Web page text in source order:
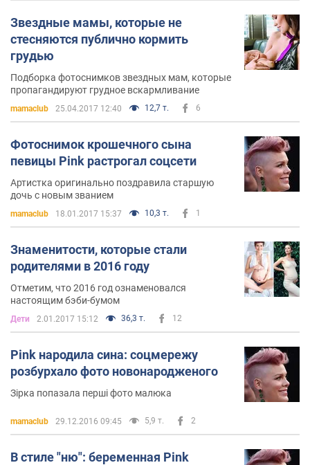
сказала, что расставание научило её не пытаться
изменить его и научило её тому, что она также должна
работать над собой, чтобы спасти брак.
Осенью 2010 года в прессу просочились слухи о том,
что Pink беременна. Стали появляться её фото с
округлившимся животиком, снятые папарацци. В
ноябре 2010 года певица официально подтвердила
слухи о своей беременности, сообщив также, что она
очень этому рада.
2 июня 2011 года в одной из клиник Лос-Анджелеса
Pink родила дочь, которую назвали Уиллоу Сейдж
Харт.
Звездные мамы, которые не
стесняются публично кормить
грудью
Подборка фотоснимков звездных мам, которые
пропагандируют грудное вскармливание
mamaclub 25.04.2017 12:40 12,7 т. 6
Фотоснимок крошечного сына
певицы Pink растрогал соцсети
Артистка оригинально поздравила старшую
дочь с новым званием
mamaclub 18.01.2017 15:37 10,3 т. 1
Знаменитости, которые стали
родителями в 2016 году
Отметим, что 2016 год ознаменовался
настоящим бэби-бумом
Дети 2.01.2017 15:12 36,3 т. 12
Pink народила сина: соцмережу
розбурхало фото новонародженого
Зірка попазала перші фото малюка
mamaclub 29.12.2016 09:45 5,9 т. 2
В стиле "ню": беременная Pink